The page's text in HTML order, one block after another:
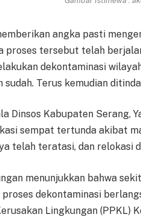
angka pasti
proses tersebut telah
dekontaminasi
sudah. Terus kemudian
Dinsos Kabupaten Serang,
sempat tertunda akibat
telah teratasi, dan relokasi
menunjukkan bahwa
dekontaminasi
Lingkungan (PPKL)